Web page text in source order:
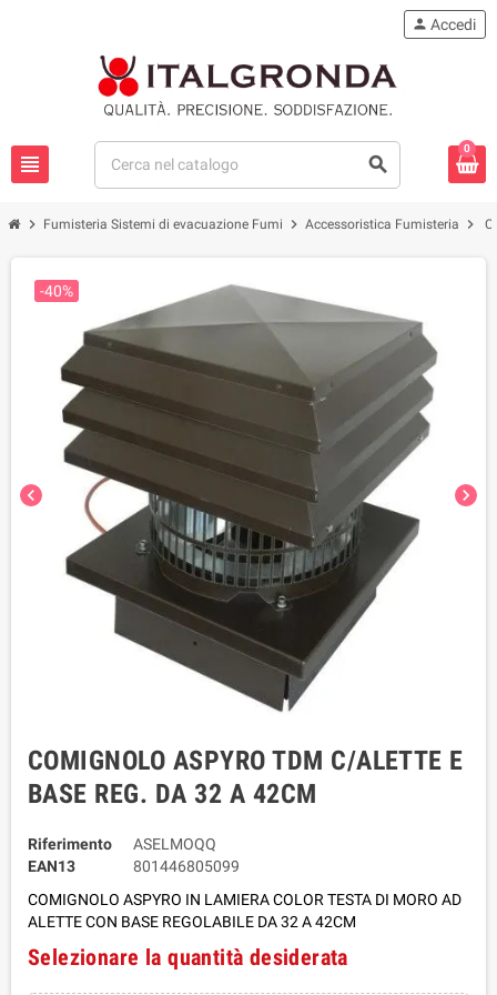
view_headline search
person Accedi
0
chevron_right Fumisteria Sistemi di evacuazione Fumi chevron_right Accessoristica Fumisteria chevron_right
chevron_left chevron_right
-40%
COMIGNOLO ASPYRO TDM C/ALETTE E
BASE REG. DA 32 A 42CM
Riferimento
ASELMOQQ
EAN13
801446805099
COMIGNOLO ASPYRO IN LAMIERA COLOR TESTA DI MORO AD
ALETTE CON BASE REGOLABILE DA 32 A 42CM
Selezionare la quantità desiderata